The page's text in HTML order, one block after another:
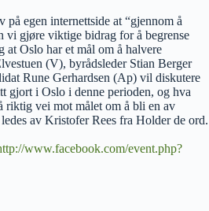
på egen internettside at “gjennom å
vi gjøre viktige bidrag for å begrense
at Oslo har et mål om å halvere
(V), byrådsleder Stian Berger
Rune Gerhardsen (Ap) vil diskutere
gjort i Oslo i denne perioden, og hva
riktig vei mot målet om å bli en av
av Kristofer Rees fra Holder de ord.
www.facebook.com/event.php?